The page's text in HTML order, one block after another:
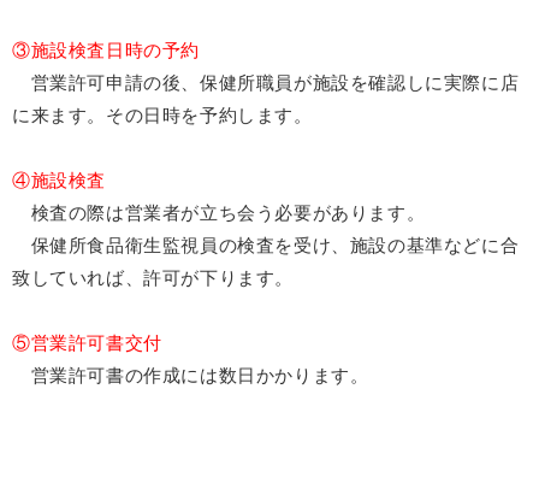
③施設検査日時の予約
営業許可申請の後、保健所職員が施設を確認しに実際に店
に来ます。その日時を予約します。
④施設検査
検査の際は営業者が立ち会う必要があります。
保健所食品衛生監視員の検査を受け、施設の基準などに合
致していれば、許可が下ります。
⑤営業許可書交付
営業許可書の作成には数日かかります。